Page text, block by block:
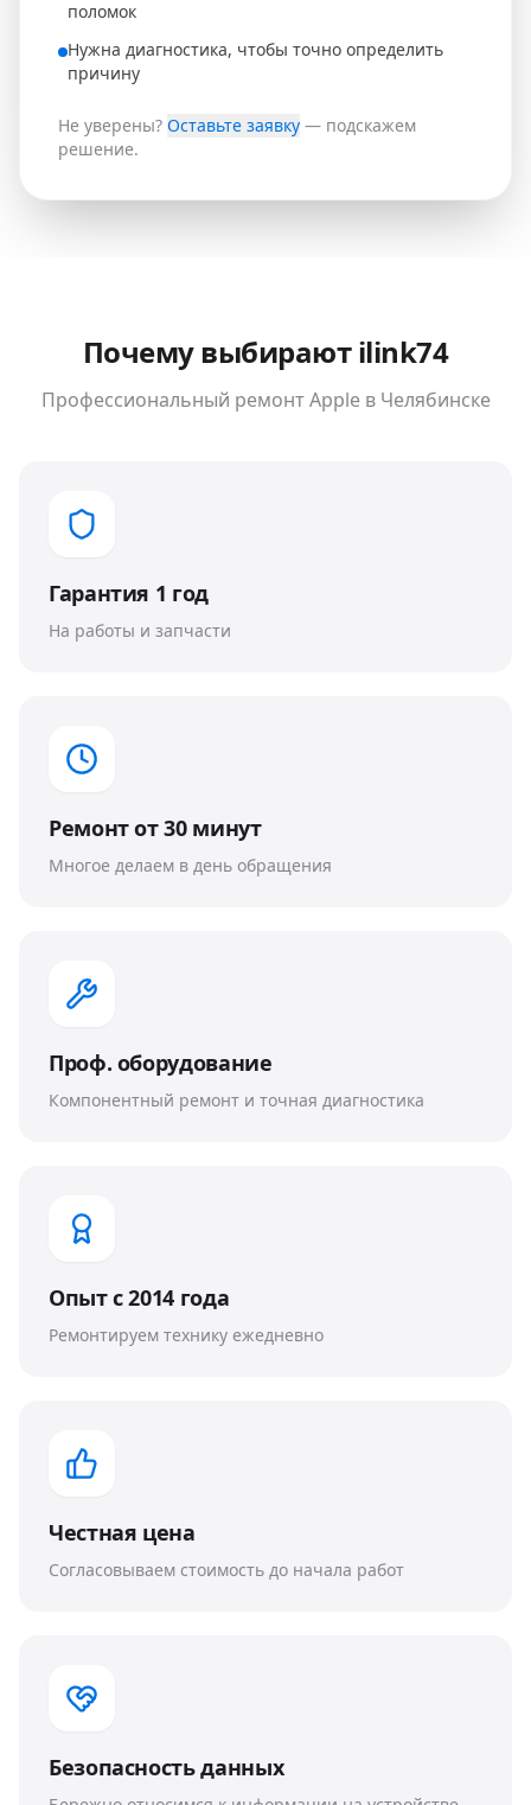
поломок
Нужна диагностика, чтобы точно определить
причину
Не уверены? Оставьте заявку — подскажем
решение.
Почему выбирают ilink74
Профессиональный ремонтAppleв Челябинске
Гарантия 1 год
На работы и запчасти
Ремонт от 30 минут
Многое делаем в день обращения
Проф. оборудование
Компонентный ремонт и точная диагностика
Опыт с 2014 года
Ремонтируем технику ежедневно
Честная цена
Согласовываем стоимость до начала работ
Безопасность данных